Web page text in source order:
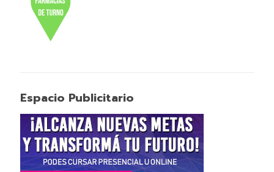
Espacio Publicitario